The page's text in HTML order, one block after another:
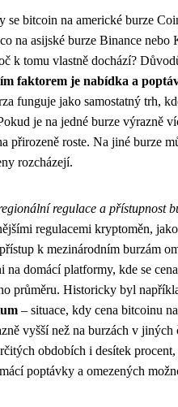
se bitcoin na americké burze
na asijské burze Binance nebo
k tomu vlastně dochází?
faktorem je nabídka a
funguje jako samostatný trh,
je na jedné burze výrazně
přirozeně roste. Na jiné burze
rozcházejí.
regulace a přístupnost
regulacemi kryptoměn,
k mezinárodním burzám
na domácí platformy, kde se
průměru. Historicky byl
– situace, kdy cena bitcoinu na
vyšší než na burzách v jiných
obdobích i desítek
poptávky a omezených